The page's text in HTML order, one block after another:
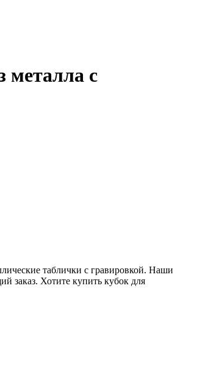
металла с
таблички с гравировкой. Наши
заказ. Хотите купить кубок для